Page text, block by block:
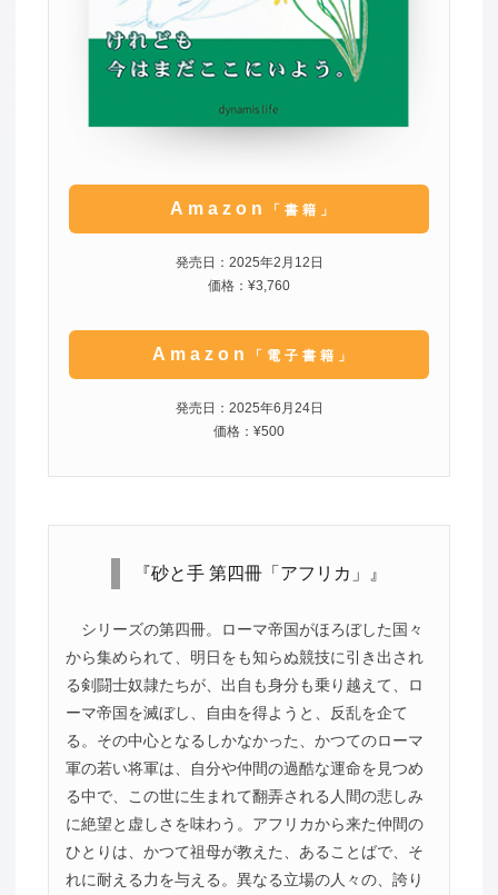
Amazon 「書籍」
発売日：2025年2月12日
価格：¥3,760
Amazon 「電子書籍」
発売日：2025年6月24日
価格：¥500
『砂と手 第四冊「アフリカ」』
シリーズの第四冊。ローマ帝国がほろぼした国々
から集められて、明日をも知らぬ競技に引き出され
る剣闘士奴隷たちが、出自も身分も乗り越えて、ロ
ーマ帝国を滅ぼし、自由を得ようと、反乱を企て
る。その中心となるしかなかった、かつてのローマ
軍の若い将軍は、自分や仲間の過酷な運命を見つめ
る中で、この世に生まれて翻弄される人間の悲しみ
に絶望と虚しさを味わう。アフリカから来た仲間の
ひとりは、かつて祖母が教えた、あることばで、そ
れに耐える力を与える。異なる立場の人々の、誇り